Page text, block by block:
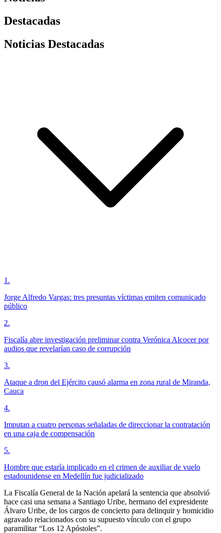
Destacadas
Noticias Destacadas
1 .
Jorge Alfredo Vargas: tres presuntas víctimas emiten comunicado
público
2.
Fiscalía abre investigación preliminar contra Verónica Alcocer por
audios que revelarían caso de corrupción
3.
Ataque a dron del Ejército causó alarma en zona rural de Miranda,
Cauca
4.
Imputan a cuatro personas señaladas de direccionar la contratación
en una caja de compensación
5.
Hombre que estaría implicado en el crimen de auxiliar de vuelo
estadounidense en Medellín fue judicializado
La Fiscalía General de la Nación apelará la sentencia que absolvió
hace casi una semana a Santiago Uribe, hermano del expresidente
Álvaro Uribe, de los cargos de concierto para delinquir y homicidio
agravado relacionados con su supuesto vínculo con el grupo
paramilitar “Los 12 Apóstoles”.